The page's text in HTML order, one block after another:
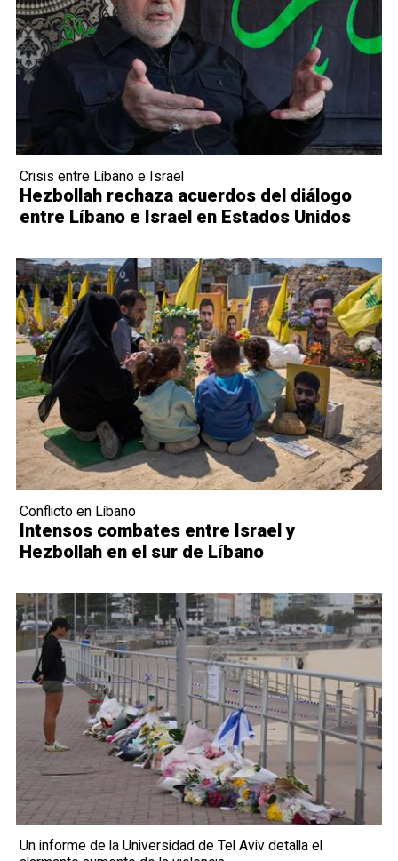
Crisis entre Líbano e Israel
Hezbollah rechaza acuerdos del diálogo
entre Líbano e Israel en Estados Unidos
Conflicto en Líbano
Intensos combates entre Israel y
Hezbollah en el sur de Líbano
Un informe de la Universidad de Tel Aviv detalla el